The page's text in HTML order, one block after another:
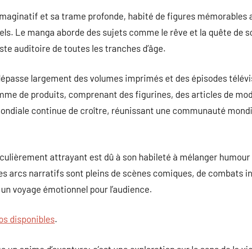
et sa trame profonde, habité de figures mémorables
Le manga aborde des sujets comme le rêve et la quête de
auditoire de toutes les tranches d’âge.
largement des volumes imprimés et des épisodes
de produits, comprenant des figurines, des articles de
continue de croître, réunissant une communauté
attrayant est dû à son habileté à mélanger
arcs narratifs sont pleins de scènes comiques, de combats
voyage émotionnel pour l’audience.
disponibles.